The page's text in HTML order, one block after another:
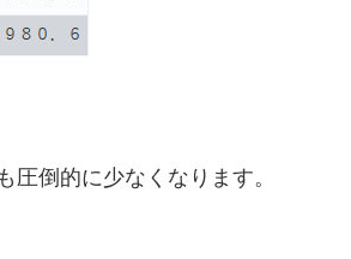
倒的に少なくなります。